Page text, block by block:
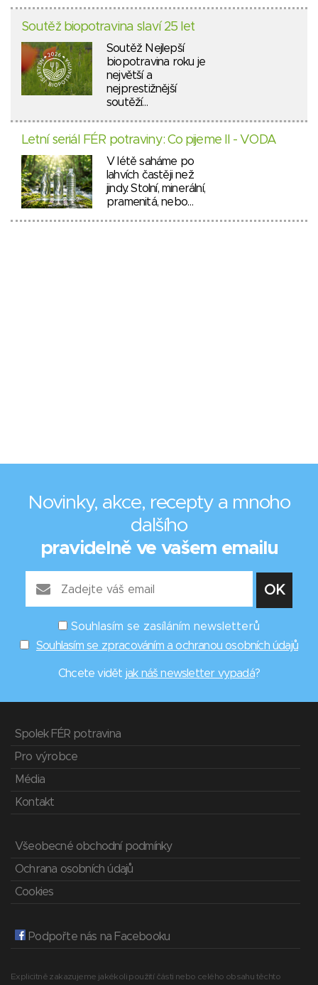
Soutěž biopotravina slaví 25 let
Soutěž Nejlepší
biopotravina roku je
největší a
nejprestižnější
soutěží…
Letní seriál FÉR potraviny: Co pijeme II - VODA
V létě saháme po
lahvích častěji než
jindy. Stolní, minerální,
pramenitá, nebo…
Novinky, akce, recepty a mnoho
dalšího
pravidelně ve vašem emailu
Souhlasím se zasíláním newsletterů
Souhlasím se zpracováním a ochranou osobních údajů
Chcete vidět jak náš newsletter vypadá?
Spolek FÉR potravina
Pro výrobce
Média
Kontakt
Všeobecné obchodní podmínky
Ochrana osobních údajů
Cookies
Podpořte nás na Facebooku
Explicitně zakazujeme jakékoli použití části nebo celého obsahu těchto